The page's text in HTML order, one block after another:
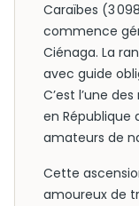
Caraïbes (3
commence
Ciénaga. La
avec guide
C’est l’une
en République
amateurs de
Cette
amoureux de